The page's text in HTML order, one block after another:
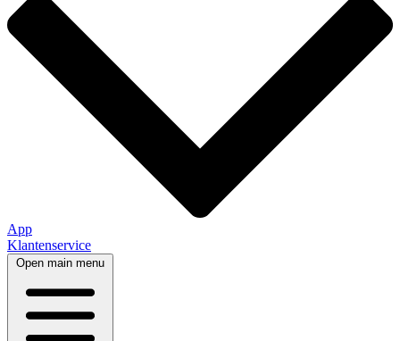
App
Klantenservice
Open main menu